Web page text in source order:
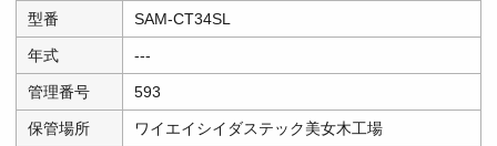
型番 SAM-CT34SL
年式 ---
管理番号 593
保管場所 ワイエイシイダステック美女木工場